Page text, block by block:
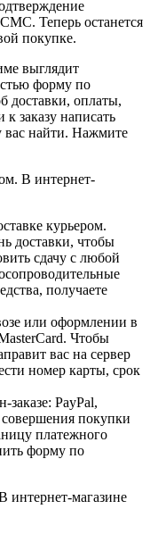
Теперь останется
покупке.
выглядит
форму по
доставки, оплаты,
заказу написать
вас найти. Нажмите
В интернет-
курьером.
доставки, чтобы
сдачу с любой
получаете
или оформлении в
Чтобы
вас на сервер
номер карты, срок
PayPal,
покупки
платежного
форму по
интернет-магазине